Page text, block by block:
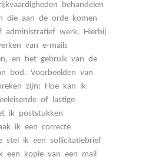
behandelen
die aan de orde komen
werk. Hierbij
van e-mails
en het gebruik van de
bod. Voorbeelden van
zijn: Hoe kan ik
of lastige
ik poststukken
ik een correcte
stel ik een sollicitatiebrief
een kopie van een mail